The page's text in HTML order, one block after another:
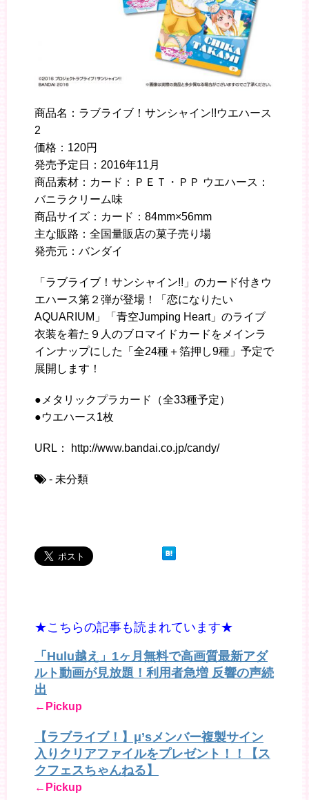
商品名：ラブライブ！サンシャイン!!ウエハース
2
価格：120円
発売予定日：2016年11月
商品素材：カード：ＰＥＴ・ＰＰ ウエハース：
バニラクリーム味
商品サイズ：カード：84mm×56mm
主な販路：全国量販店の菓子売り場
発売元：バンダイ
「ラブライブ！サンシャイン!!」のカード付きウ
エハース第２弾が登場！「恋になりたい
AQUARIUM」「青空Jumping Heart」のライブ
衣装を着た９人のブロマイドカードをメインラ
インナップにした「全24種＋箔押し9種」予定で
展開します！
●メタリックプラカード（全33種予定）
●ウエハース1枚
URL： http://www.bandai.co.jp/candy/
- 未分類
★こちらの記事も読まれています★
「Hulu越え」1ヶ月無料で高画質最新アダ
ルト動画が見放題！利用者急増 反響の声続
出
←Pickup
【ラブライブ！】μ’sメンバー複製サイン
入りクリアファイルをプレゼント！！【ス
クフェスちゃんねる】
←Pickup